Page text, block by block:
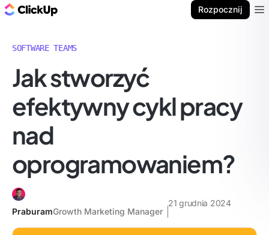
Rozpocznij
SOFTWARE TEAMS
Jak stworzyć
efektywny cykl pracy
nad
oprogramowaniem?
PraburamGrowth Marketing Manager
21 grudnia 2024